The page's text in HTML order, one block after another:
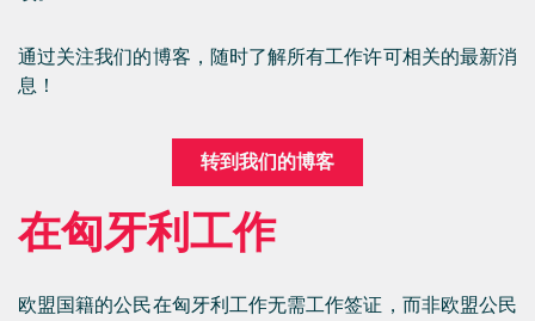
通过关注我们的博客，随时了解所有工作许可相关的最新消
息！
转到我们的博客
在匈牙利工作
欧盟国籍的公民在匈牙利工作无需工作签证，而非欧盟公民